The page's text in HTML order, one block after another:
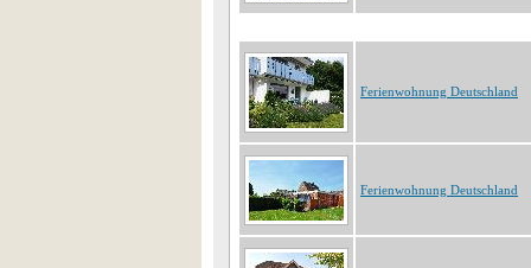
Ferienwohnung Deutschland
Ferienwohnung Deutschland